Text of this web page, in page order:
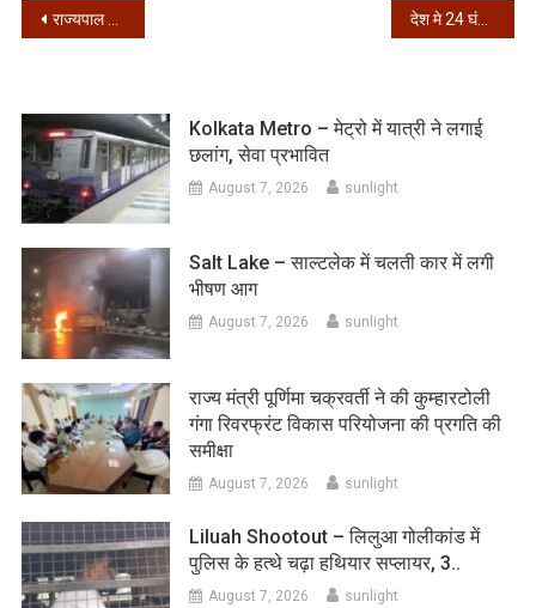
Post
राज्यपाल धनखड़ करेंगे गृहमंत्री अमित शाह से मुलाकात देश मे 24 घंटे में कोरोना के 49,881 नए संक्रमित, 56,480 हुए ठीक
Kolkata Metro – मेट्रो में यात्री ने लगाई
छलांग, सेवा प्रभावित
August 7, 2026 sunlight
Salt Lake – साल्टलेक में चलती कार में लगी
भीषण आग
August 7, 2026 sunlight
राज्य मंत्री पूर्णिमा चक्रवर्ती ने की कुम्हारटोली
गंगा रिवरफ्रंट विकास परियोजना की प्रगति की
समीक्षा
August 7, 2026 sunlight
Liluah Shootout – लिलुआ गोलीकांड में
पुलिस के हत्थे चढ़ा हथियार सप्लायर, 3..
August 7, 2026 sunlight